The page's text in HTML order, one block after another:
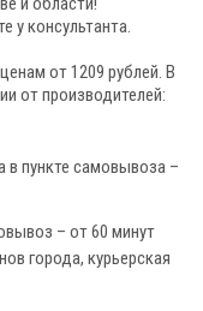
у консультанта.
от 1209 рублей. В
от производителей:
в пункте самовывоза –
– от 60 минут
города, курьерская